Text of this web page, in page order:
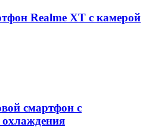
Realme XT с камерой
смартфон с
охлаждения